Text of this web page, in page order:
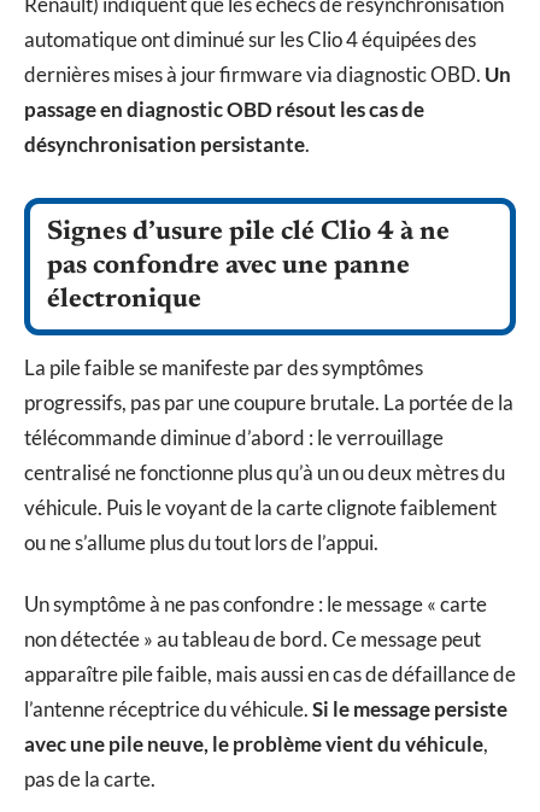
automatique ont diminué sur les Clio 4 équipées des
dernières mises à jour firmware via diagnostic OBD. Un
passage en diagnostic OBD résout les cas de
désynchronisation persistante.
Signes d’usure pile clé Clio 4 à ne
pas confondre avec une panne
électronique
La pile faible se manifeste par des symptômes
progressifs, pas par une coupure brutale. La portée de la
télécommande diminue d’abord : le verrouillage
centralisé ne fonctionne plus qu’à un ou deux mètres du
véhicule. Puis le voyant de la carte clignote faiblement
ou ne s’allume plus du tout lors de l’appui.
Un symptôme à ne pas confondre : le message « carte
non détectée » au tableau de bord. Ce message peut
apparaître pile faible, mais aussi en cas de défaillance de
l’antenne réceptrice du véhicule.Si le message persiste
avec une pile neuve, le problème vient du véhicule,
pas de la carte.